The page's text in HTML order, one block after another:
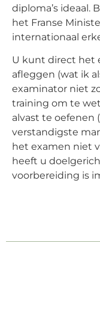
diploma’s ideaal.
het Franse
internationaal
U kunt direct het
afleggen (wat ik
examinator niet
training om te
alvast te oefenen
verstandigste
het examen niet
heeft u
voorbereiding is